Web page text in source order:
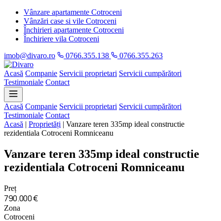
Vânzare apartamente Cotroceni
Vânzări case si vile Cotroceni
Închirieri apartamente Cotroceni
Închiriere vila Cotroceni
imob@divaro.ro
0766.355.138 0766.355.263
Acasă Companie Servicii proprietari Servicii cumpărători
Testimoniale Contact
Acasă Companie Servicii proprietari Servicii cumpărători
Testimoniale Contact
Acasă | Proprietăți | Vanzare teren 335mp ideal constructie
rezidentiala Cotroceni Romniceanu
Vanzare teren 335mp ideal constructie
rezidentiala Cotroceni Romniceanu
Preț
790.000 €
Zona
Cotroceni